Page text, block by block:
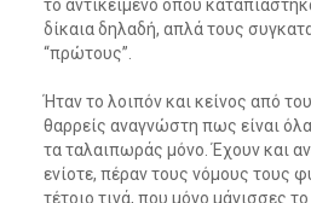
το αντικείμενο όπου
δίκαια δηλαδή, απλά τους
“πρώτους”.
Ήταν το λοιπόν και κείνος από
θαρρείς αναγνώστη πως είναι όλα
τα ταλαιπωράς μόνο. Έχουν και
ενίοτε, πέραν τους νόμους τους
τέτοιο τινά, που μόνο μάγισσες